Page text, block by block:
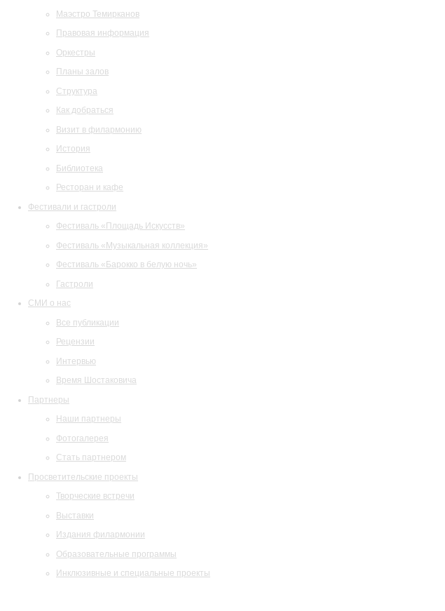
Маэстро Темирканов
Правовая информация
Оркестры
Планы залов
Структура
Как добраться
Визит в филармонию
История
Библиотека
Ресторан и кафе
Фестивали и гастроли
Фестиваль «Площадь Искусств»
Фестиваль «Музыкальная коллекция»
Фестиваль «Барокко в белую ночь»
Гастроли
СМИ о нас
Все публикации
Рецензии
Интервью
Время Шостаковича
Партнеры
Наши партнеры
Фотогалерея
Стать партнером
Просветительские проекты
Творческие встречи
Выставки
Издания филармонии
Образовательные программы
Инклюзивные и специальные проекты